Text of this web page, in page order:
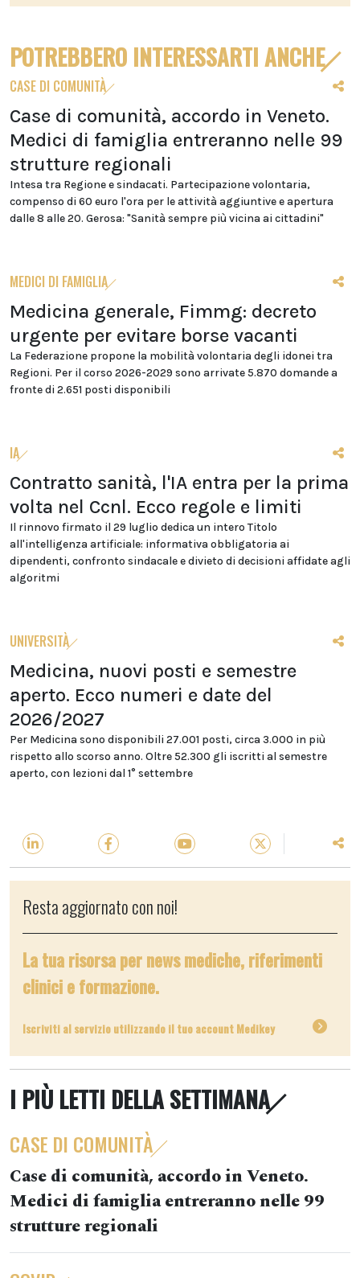
POTREBBERO INTERESSARTI ANCHE
CASE DI COMUNITÀ
Case di comunità, accordo in Veneto.
Medici di famiglia entreranno nelle 99
strutture regionali
Intesa tra Regione e sindacati. Partecipazione volontaria,
compenso di 60 euro l'ora per le attività aggiuntive e apertura
dalle 8 alle 20. Gerosa: "Sanità sempre più vicina ai cittadini"
MEDICI DI FAMIGLIA
Medicina generale, Fimmg: decreto
urgente per evitare borse vacanti
La Federazione propone la mobilità volontaria degli idonei tra
Regioni. Per il corso 2026-2029 sono arrivate 5.870 domande a
fronte di 2.651 posti disponibili
IA
Contratto sanità, l'IA entra per la prima
volta nel Ccnl. Ecco regole e limiti
Il rinnovo firmato il 29 luglio dedica un intero Titolo
all'intelligenza artificiale: informativa obbligatoria ai
dipendenti, confronto sindacale e divieto di decisioni affidate agli
algoritmi
UNIVERSITÀ
Medicina, nuovi posti e semestre
aperto. Ecco numeri e date del
2026/2027
Per Medicina sono disponibili 27.001 posti, circa 3.000 in più
rispetto allo scorso anno. Oltre 52.300 gli iscritti al semestre
aperto, con lezioni dal 1° settembre
Resta aggiornato con noi!
La tua risorsa per news mediche, riferimenti
clinici e formazione.
Iscriviti al servizio utilizzando il tuo account Medikey
I PIÙ LETTI DELLA SETTIMANA
CASE DI COMUNITÀ
Case di comunità, accordo in Veneto.
Medici di famiglia entreranno nelle 99
strutture regionali